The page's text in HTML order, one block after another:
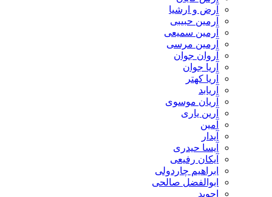
​آرض و ارشیا
آرمین حبیبی
آرمین سمیعی
آرمین مرسی
آروان جوان
آریا جوان
آریا کهتر
آریابد
آریان موسوی
آرین یاری
آمین
آیدار
آیسا حیدری
آیکان رفیعی
ابراهیم چاردولی
ابوالفضل صالحی
اجوید